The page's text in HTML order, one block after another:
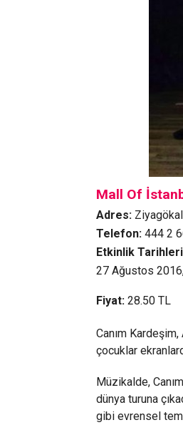
Mall Of
Adres:
Telefon: 444 2
Etkinlik
27 Ağustos
Fiyat: 28.50TL
Canım
çocuklar
Müzikalde,
dünya turuna
gibi evrensel